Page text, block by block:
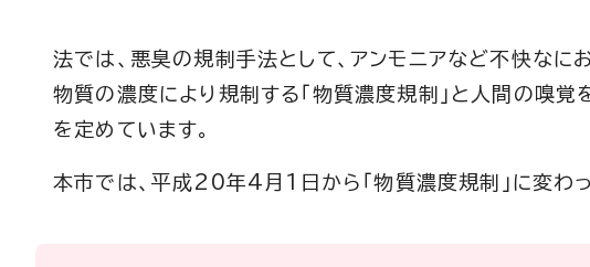
法では、悪臭の規制手法として、アンモニアなど不快な
物質の濃度により規制する「物質濃度規制」と人間の嗅覚
を定めています。
本市では、平成20年4月1日から「物質濃度規制」に変わっ